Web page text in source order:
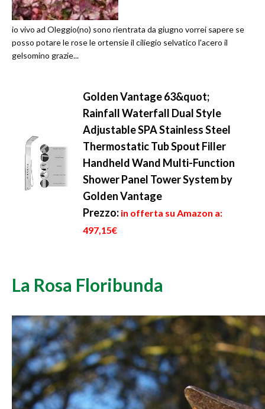
io vivo ad Oleggio(no) sono rientrata da giugno vorrei sapere se
posso potare le rose le ortensie il ciliegio selvatico l'acero il
gelsomino grazie...
Golden Vantage 63&quot;
Rainfall Waterfall Dual Style
Adjustable SPA Stainless Steel
Thermostatic Tub Spout Filler
Handheld Wand Multi-Function
Shower Panel Tower System by
Golden Vantage
Prezzo: in offerta su Amazon a:
497,15€
La Rosa Floribunda